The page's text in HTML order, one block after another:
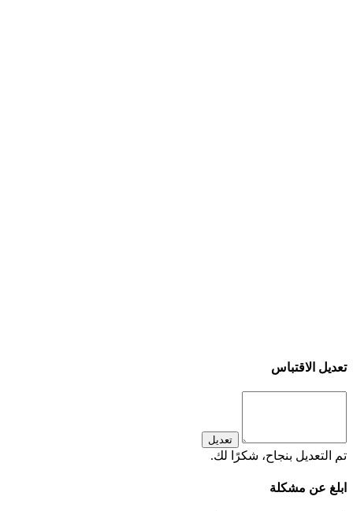
تعديل الاقتباس
تعديل
تم التعديل بنجاح، شكرًا لك.
ابلغ عن مشكلة